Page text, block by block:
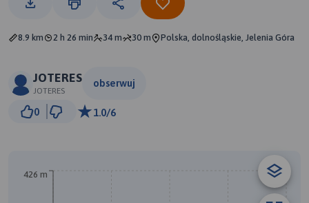
8.9 km 2 h 26 min 34 m 30 m Polska, dolnośląskie, Jelenia Góra
JOTERES
JOTERES
obserwuj
0 1.0/6
426 m